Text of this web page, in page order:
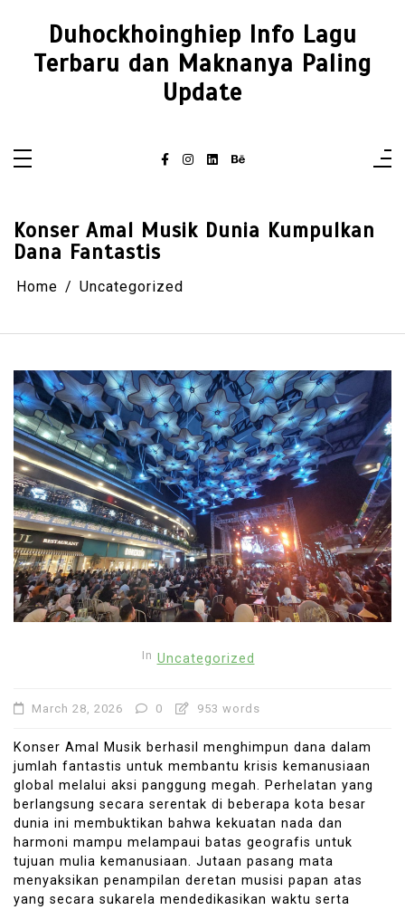
Duhockhoinghiep Info Lagu
Terbaru dan Maknanya Paling
Update
Konser Amal Musik Dunia Kumpulkan
Dana Fantastis
Home Uncategorized
In Uncategorized
March 28, 2026 0 953 words
Konser Amal Musik berhasil menghimpun dana dalam
jumlah fantastis untuk membantu krisis kemanusiaan
global melalui aksi panggung megah. Perhelatan yang
berlangsung secara serentak di beberapa kota besar
dunia ini membuktikan bahwa kekuatan nada dan
harmoni mampu melampaui batas geografis untuk
tujuan mulia kemanusiaan. Jutaan pasang mata
menyaksikan penampilan deretan musisi papan atas
yang secara sukarela mendedikasikan waktu serta